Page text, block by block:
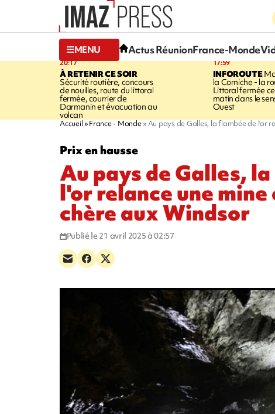
MENU Actus RéunionFrance-Monde
20:17
À RETENIR CE SOIR
Sécurité routière, concours
de nouilles, route du littoral
fermée, courrier de
Darmanin et évacuation au
volcan
17:59
INFOROUTE
la Corniche - la
Littoral fermée
matin dans le
Ouest
Accueil France - Monde Au pays de Galles, la flambée de l'or
Prix en hausse
Au pays de Galles,
l'or relance une mine
chère aux Windsor
Publié le 21 avril 2025 à 02:57